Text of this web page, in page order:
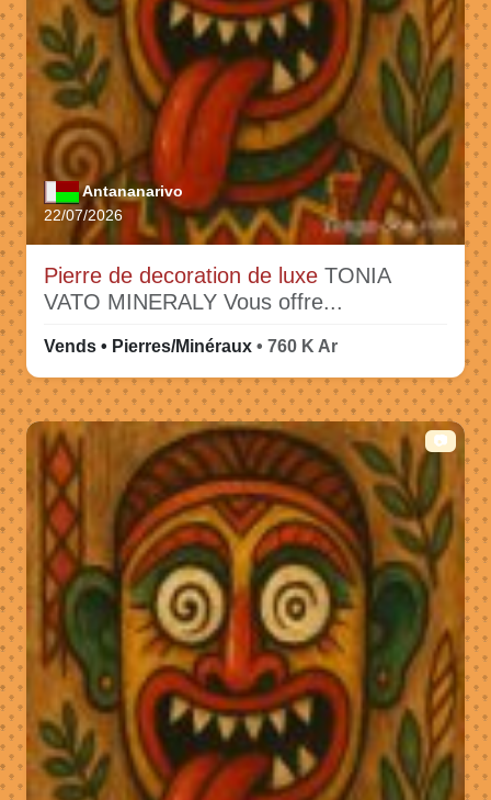
Antananarivo
22/07/2026
Pierre de decoration de luxe TONIA
VATO MINERALY Vous offre...
Vends • Pierres/Minéraux • 760 K Ar
📷